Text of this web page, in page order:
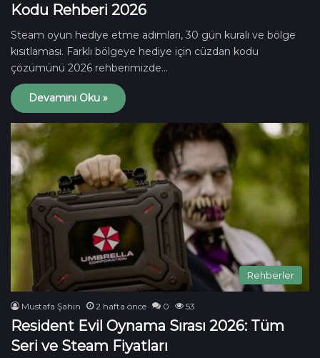
Kodu Rehberi 2026
Steam oyun hediye etme adımları, 30 gün kuralı ve bölge
kısıtlaması. Farklı bölgeye hediye için cüzdan kodu
çözümünü 2026 rehberimizde…
Devamını Oku »
Rehberler
Mustafa Şahin 2 hafta önce 0 53
Resident Evil Oynama Sırası 2026: Tüm
Seri ve Steam Fiyatları